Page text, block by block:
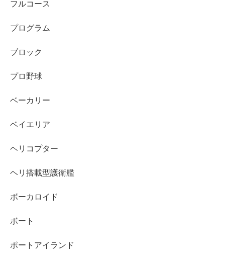
フルコース
プログラム
ブロック
プロ野球
ベーカリー
ベイエリア
ヘリコプター
ヘリ搭載型護衛艦
ボーカロイド
ボート
ポートアイランド